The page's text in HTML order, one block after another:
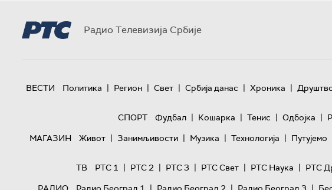
Радио Телевизија Србије
ВЕСТИ Политика | Регион | Свет | Србија данас | Хроника |
СПОРТ
Фудбал | Кошарка | Тенис | Одбојка |
МАГАЗИН
Живот | Занимљивости | Музика | Технологијa | Путујемо
ТВ
РТС 1 | РТС 2 | РТС 3 | РТС Свет | РТС Наука | РТС